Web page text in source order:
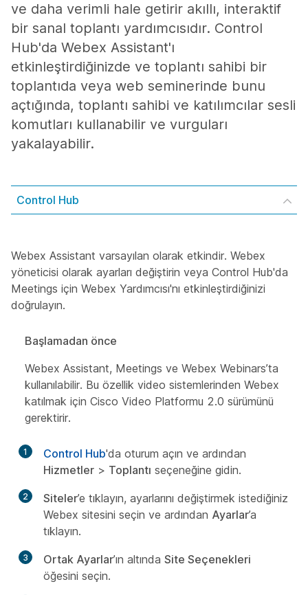
ve daha verimli hale getirir akıllı, interaktif
bir sanal toplantı yardımcısıdır. Control
Hub'da Webex Assistant'ı
etkinleştirdiğinizde ve toplantı sahibi bir
toplantıda veya web seminerinde bunu
açtığında, toplantı sahibi ve katılımcılar sesli
komutları kullanabilir ve vurguları
yakalayabilir.
Control Hub
Webex Assistant varsayılan olarak etkindir. Webex
yöneticisi olarak ayarları değiştirin veya Control Hub'da
Meetings için Webex Yardımcısı'nı etkinleştirdiğinizi
doğrulayın.
Başlamadan önce
Webex Assistant, Meetings ve Webex Webinars’ta
kullanılabilir. Bu özellik video sistemlerinden Webex
katılmak için Cisco Video Platformu 2.0 sürümünü
gerektirir.
1 Control Hub'da oturum açın ve ardından
Hizmetler > Toplantı seçeneğine gidin.
2 Siteler’e tıklayın, ayarlarını değiştirmek istediğiniz
Webex sitesini seçin ve ardından Ayarlar’a
tıklayın.
3 Ortak Ayarlar’ın altında Site Seçenekleri
öğesini seçin.